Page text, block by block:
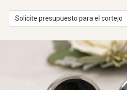
Solicite presupuesto para el cortejo